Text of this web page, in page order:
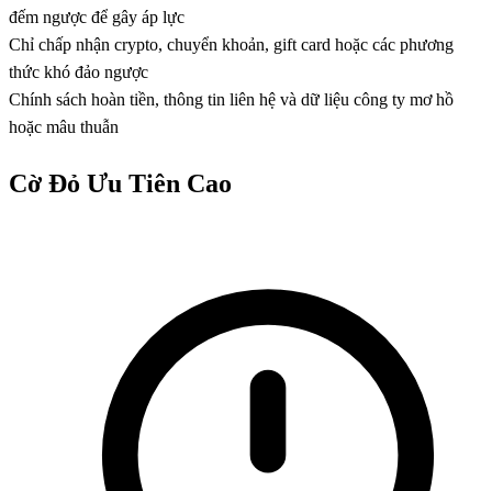
đếm ngược để gây áp lực
Chỉ chấp nhận crypto, chuyển khoản, gift card hoặc các phương
thức khó đảo ngược
Chính sách hoàn tiền, thông tin liên hệ và dữ liệu công ty mơ hồ
hoặc mâu thuẫn
Cờ Đỏ Ưu Tiên Cao